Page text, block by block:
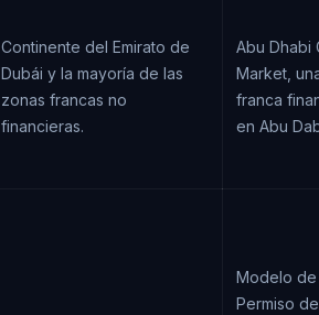
Continente del Emirato de
Dubái y la mayoría de las
zonas francas no
financieras.
Abu Dhabi
Market,
franca
en Abu
Modelo de
Permiso de